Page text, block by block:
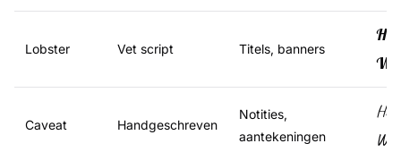
Lobster Vet script Titels, banners
Caveat Handgeschreven
Notities,
aantekeningen